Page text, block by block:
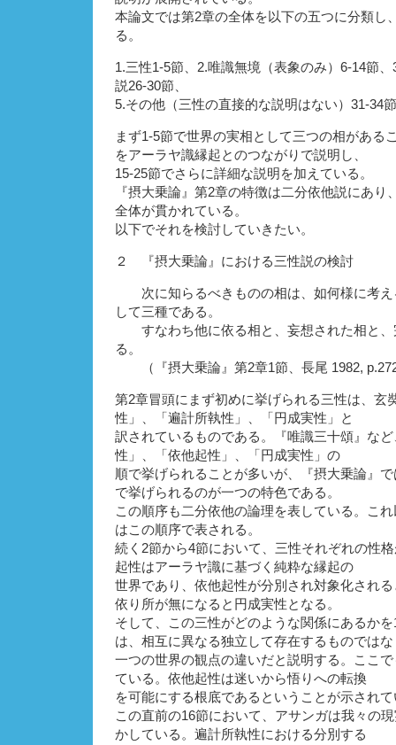
本論文では第2章の全体を以下の五つに分類し
る。
1.三性1-5節、2.唯識無境（表象のみ）6-14節
説26-30節、
5.その他（三性の直接的な説明はない）31-34節
まず1-5節で世界の実相として三つの相がある
をアーラヤ識縁起とのつながりで説明し、
15-25節でさらに詳細な説明を加えている。
『摂大乗論』第2章の特徴は二分依他説にあり
全体が貫かれている。
以下でそれを検討していきたい。
２ 『摂大乗論』における三性説の検討
次に知らるべきものの相は、如何様に考え
して三種である。
すなわち他に依る相と、妄想された相と、
る。
（『摂大乗論』第2章1節、長尾 1982,
第2章冒頭にまず初めに挙げられる三性は、玄
性」、「遍計所執性」、「円成実性」と
訳されているものである。『唯識三十頌』な
性」、「依他起性」、「円成実性」の
順で挙げられることが多いが、『摂大乗論』
で挙げられるのが一つの特色である。
この順序も二分依他の論理を表している。こ
はこの順序で表される。
続く2節から4節において、三性それぞれの性
起性はアーラヤ識に基づく純粋な縁起の
世界であり、依他起性が分別され対象化され
依り所が無になると円成実性となる。
そして、この三性がどのような関係にあるか
は、相互に異なる独立して存在するものでは
一つの世界の観点の違いだと説明する。ここ
ている。依他起性は迷いから悟りへの転換
を可能にする根底であるということが示され
この直前の16節において、アサンガは我々の
かしている。遍計所執性における分別する